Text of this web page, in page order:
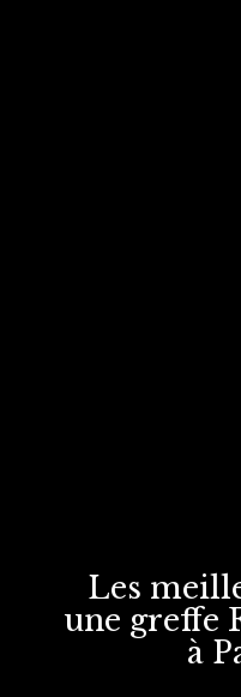
Les
une greffe
à